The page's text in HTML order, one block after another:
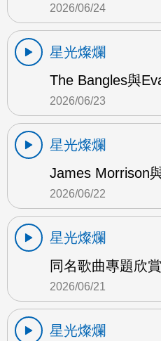
2026/06/24
星光燦爛
The Bangles與
2026/06/23
星光燦爛
James Morrison
2026/06/22
星光燦爛
同名歌曲專題欣
2026/06/21
星光燦爛